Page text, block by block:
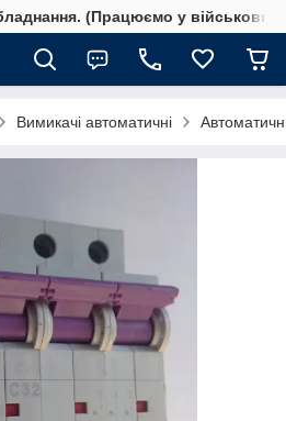
(Працюємо у військовий
Вимикачі автоматичні